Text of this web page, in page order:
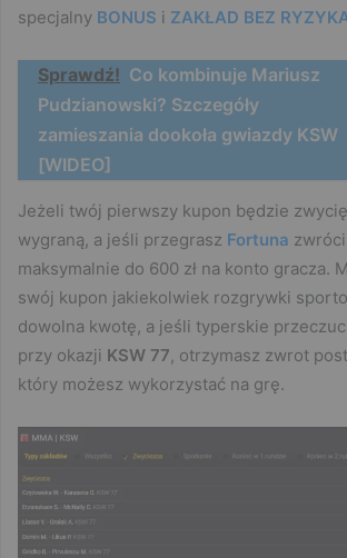
specjalny BONUS i ZAKŁAD BEZ
Sprawdź! Co kombinuje Mariusz
Pudzianowski? Szczegóły
zamieszania dookoła gwiazdy KSW
[WIDEO]
Jeżeli twój pierwszy kupon będzie
wygraną, a jeśli przegrasz Fortuna zwróci
maksymalnie do 600 zł na konto gracza.
swój kupon jakiekolwiek rozgrywki
dowolna kwotę, a jeśli typerskie
przy okazji KSW 77, otrzymasz zwrot
który możesz wykorzystać na grę.